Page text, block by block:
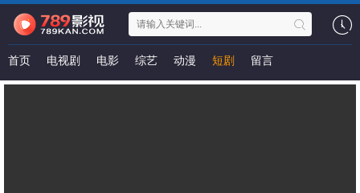
首页 电视剧 电影 综艺 动漫 短剧 留言